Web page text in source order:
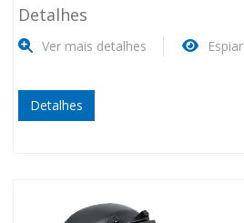
Detalhes
Ver mais detalhes Espiar
Detalhes